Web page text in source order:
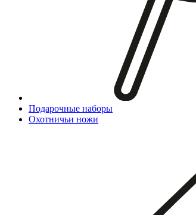
Подарочные наборы
Охотничьи ножи